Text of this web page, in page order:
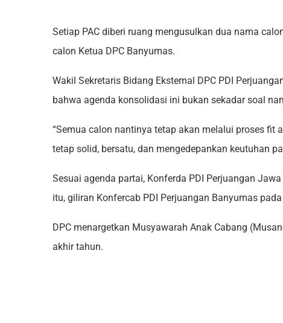
Setiap PAC diberi ruang mengusulkan dua nama
calon Ketua DPC Banyumas.
Wakil Sekretaris Bidang Eksternal DPC PDI
bahwa agenda konsolidasi ini bukan sekadar soal
“Semua calon nantinya tetap akan melalui proses fit
tetap solid, bersatu, dan mengedepankan keutuhan
Sesuai agenda partai, Konferda PDI Perjuangan
itu, giliran Konfercab PDI Perjuangan Banyumas
DPC menargetkan Musyawarah Anak Cabang
akhir tahun.